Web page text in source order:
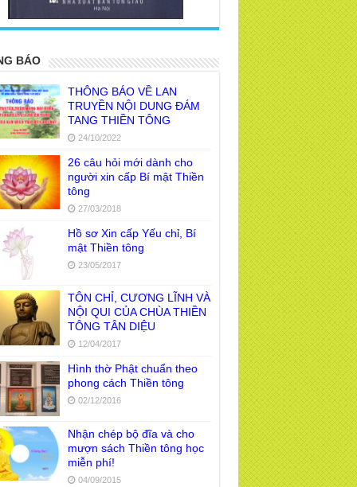
BÁO
THÔNG BÁO VỀ LAN
TRUYỀN NỘI DUNG ĐÁM
TANG THIỀN TÔNG
24/10/2022
26 câu hỏi mới dành cho
người xin cấp Bí mật Thiền
tông
27/03/2018
Hồ sơ Xin cấp Yếu chỉ, Bí
mật Thiền tông
23/05/2017
TÔN CHỈ, CƯƠNG LĨNH VÀ
NỘI QUI CỦA CHÙA THIỀN
TÔNG TÂN DIỆU
12/04/2017
Hình thờ Phật chuẩn theo
phong cách Thiền tông
02/12/2016
Nhận chép bộ đĩa và cho
mượn sách Thiền tông học
miễn phí!
04/09/2015